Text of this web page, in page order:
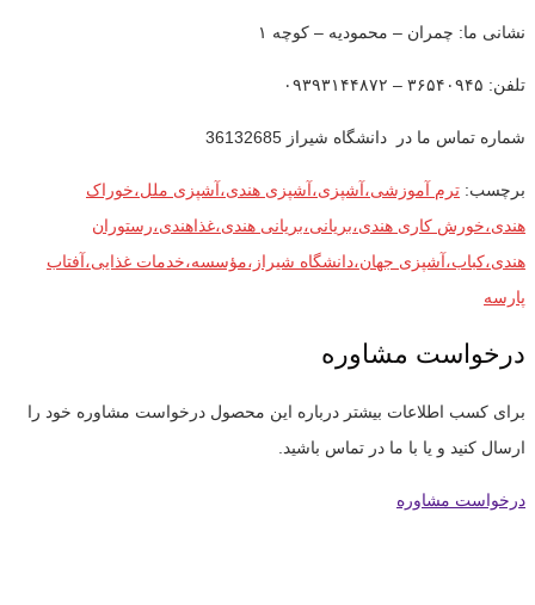
نشانی ما: چمران – محمودیه – کوچه ۱
تلفن: ۳۶۵۴۰۹۴۵ – ۰۹۳۹۳۱۴۴۸۷۲
شماره تماس ما در دانشگاه شیراز 36132685
برچسب: ترم آموزشی،آشپزی،آشپزی هندی،آشپزی ملل،خوراک
هندی،خورش کاری هندی،بریانی،بریانی هندی،غذاهندی،رستوران
هندی،کباب،آشپزی جهان،دانشگاه شیراز،مؤسسه،خدمات غذایی،آفتاب
پارسه
درخواست مشاوره
برای کسب اطلاعات بیشتر درباره این محصول درخواست مشاوره خود را
ارسال کنید و یا با ما در تماس باشید.
درخواست مشاوره